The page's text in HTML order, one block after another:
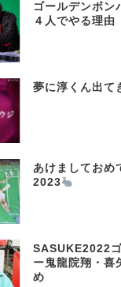
ゴールデンボン
４人でやる理由
夢に淳くん出
あけましておめ
2023
SASUKE2022
ー鬼龍院翔・喜
め